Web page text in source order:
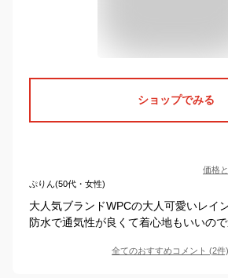
ショップでみる
価格
ぷりん(50代・女性)
大人気ブランドWPCの大人可愛いレイ
防水で通気性が良くて着心地もいいので
全てのおすすめコメント (2件)